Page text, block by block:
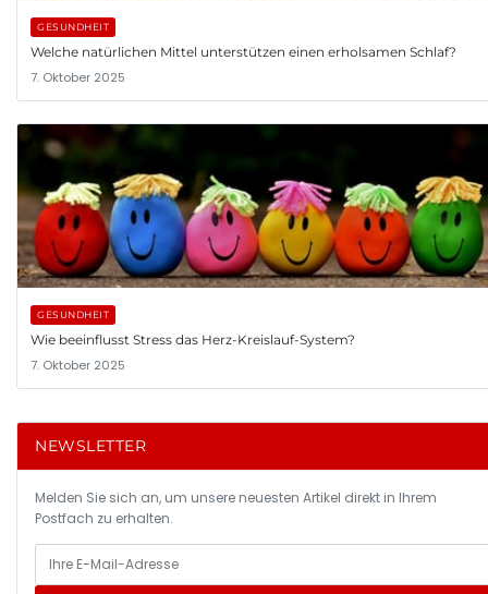
GESUNDHEIT
Welche natürlichen Mittel unterstützen einen erholsamen Schlaf?
7. Oktober 2025
GESUNDHEIT
Wie beeinflusst Stress das Herz-Kreislauf-System?
7. Oktober 2025
NEWSLETTER
Melden Sie sich an, um unsere neuesten Artikel direkt in Ihrem
Postfach zu erhalten.